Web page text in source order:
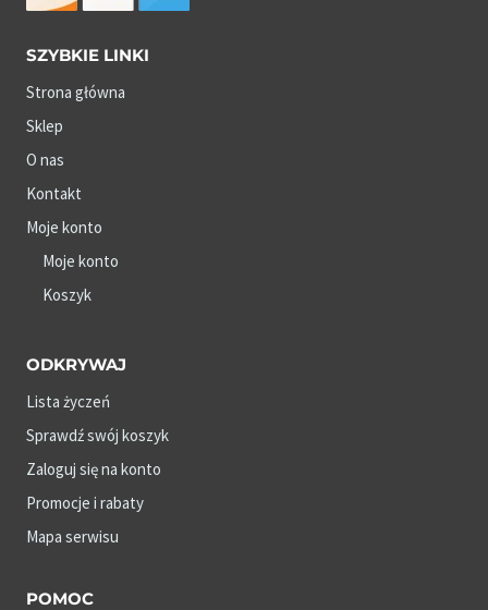
SZYBKIE LINKI
Strona główna
Sklep
O nas
Kontakt
Moje konto
Moje konto
Koszyk
ODKRYWAJ
Lista życzeń
Sprawdź swój koszyk
Zaloguj się na konto
Promocje i rabaty
Mapa serwisu
POMOC